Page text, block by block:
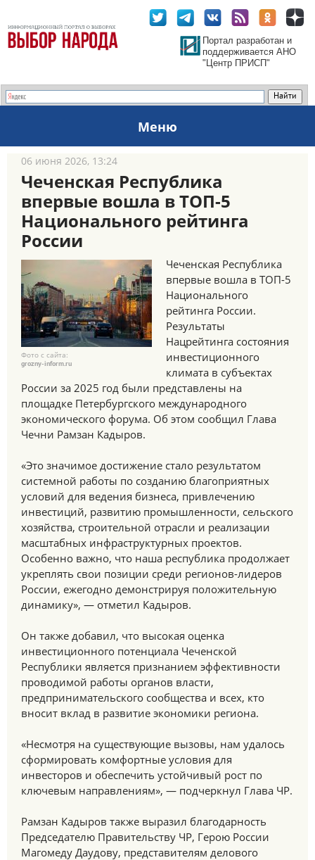
Портал разработан и
поддерживается АНО
"Центр ПРИСП"
Меню
06 июня 2026, 13:24
Чеченская Республика
впервые вошла в ТОП-5
Национального рейтинга
России
Фото с сайта:
grozny-inform.ru
Чеченская Республика
впервые вошла в ТОП-5
Национального
рейтинга России.
Результаты
Нацрейтинга состояния
инвестиционного
климата в субъектах
России за 2025 год были представлены на
площадке Петербургского международного
экономического форума. Об этом сообщил Глава
Чечни Рамзан Кадыров.
«Это значимое достижение стало результатом
системной работы по созданию благоприятных
условий для ведения бизнеса, привлечению
инвестиций, развитию промышленности, сельского
хозяйства, строительной отрасли и реализации
масштабных инфраструктурных проектов.
Особенно важно, что наша республика продолжает
укреплять свои позиции среди регионов-лидеров
России, ежегодно демонстрируя положительную
динамику», — отметил Кадыров.
Он также добавил, что высокая оценка
инвестиционного потенциала Чеченской
Республики является признанием эффективности
проводимой работы органов власти,
предпринимательского сообщества и всех, кто
вносит вклад в развитие экономики региона.
«Несмотря на существующие вызовы, нам удалось
сформировать комфортные условия для
инвесторов и обеспечить устойчивый рост по
ключевым направлениям», — подчеркнул Глава ЧР.
Рамзан Кадыров также выразил благодарность
Председателю Правительству ЧР, Герою России
Магомеду Даудову, представителям делового